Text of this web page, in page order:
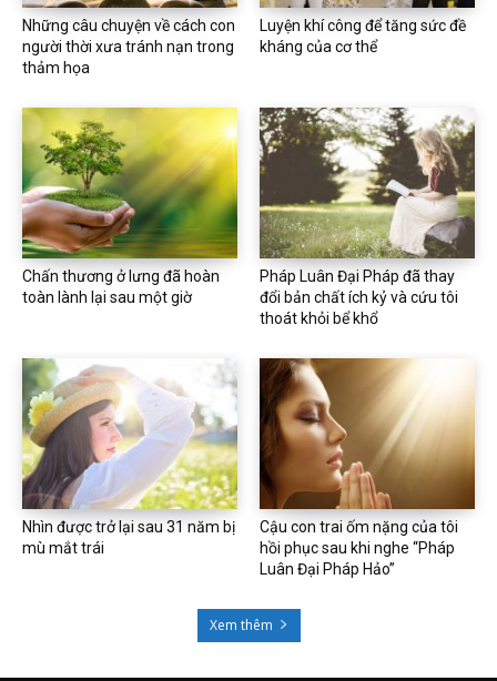
Những câu chuyện về cách con
người thời xưa tránh nạn trong
thảm họa
Luyện khí công để tăng sức đề
kháng của cơ thể
Chấn thương ở lưng đã hoàn
toàn lành lại sau một giờ
Pháp Luân Đại Pháp đã thay
đổi bản chất ích kỷ và cứu tôi
thoát khỏi bể khổ
Nhìn được trở lại sau 31 năm bị
mù mắt trái
Cậu con trai ốm nặng của tôi
hồi phục sau khi nghe “Pháp
Luân Đại Pháp Hảo”
Xem thêm